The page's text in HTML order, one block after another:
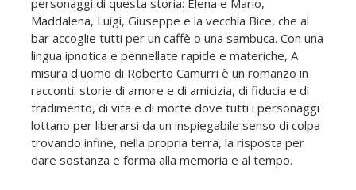
personaggi di questa storia: Elena e Mario,
Maddalena, Luigi, Giuseppe e la vecchia Bice, che al
bar accoglie tutti per un caffè o una sambuca. Con una
lingua ipnotica e pennellate rapide e materiche, A
misura d'uomo di Roberto Camurri è un romanzo in
racconti: storie di amore e di amicizia, di fiducia e di
tradimento, di vita e di morte dove tutti i personaggi
lottano per liberarsi da un inspiegabile senso di colpa
trovando infine, nella propria terra, la risposta per
dare sostanza e forma alla memoria e al tempo.